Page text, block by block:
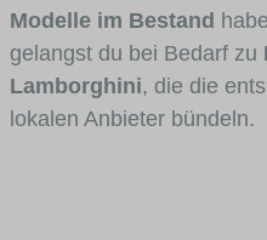
Modelle im Bestand
gelangst du bei Bedarf zu
Lamborghini, die die
lokalen Anbieter bündeln.